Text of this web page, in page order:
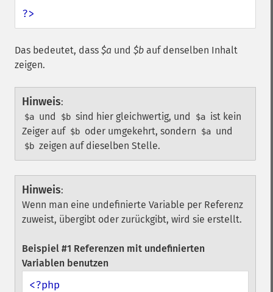
?>
Das bedeutet, dass $a und $b auf denselben Inhalt
zeigen.
Hinweis:
$a und $b sind hier gleichwertig, und $a ist kein
Zeiger auf $b oder umgekehrt, sondern $a und
$b zeigen auf dieselben Stelle.
Hinweis:
Wenn man eine undefinierte Variable per Referenz
zuweist, übergibt oder zurückgibt, wird sie erstellt.
Beispiel #1 Referenzen mit undefinierten
Variablen benutzen
<?php